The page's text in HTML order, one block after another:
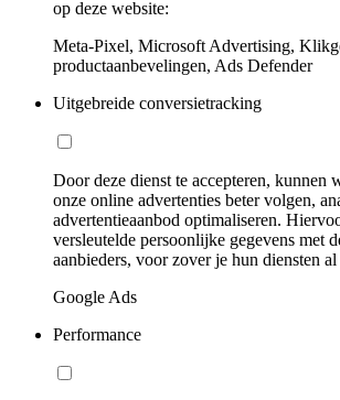
op deze website:
Meta-Pixel, Microsoft Advertising,
productaanbevelingen, Ads Defender
Uitgebreide conversietracking
Door deze dienst te accepteren, kunnen
onze online advertenties beter volgen,
advertentieaanbod optimaliseren.
versleutelde persoonlijke gegevens met
aanbieders, voor zover je hun diensten
Google Ads
Performance